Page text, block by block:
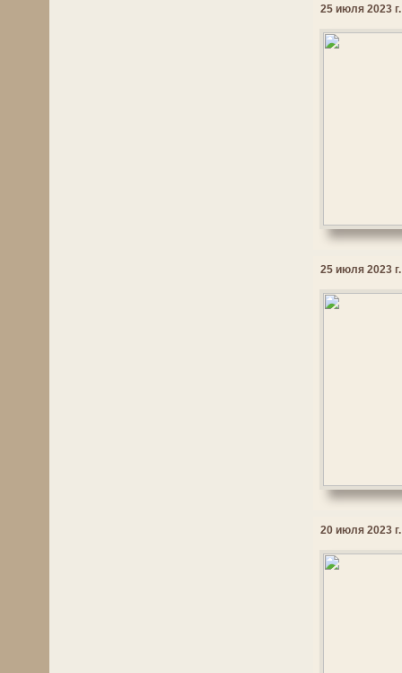
25 июля 2023 г.
25 июля 2023 г.
20 июля 2023 г.